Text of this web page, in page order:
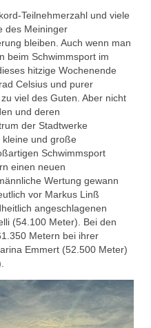
Teilnehmerzahl und viele
des Meininger
bleiben. Auch wenn man
beim Schwimmsport im
hitzige Wochenende
Celsius und purer
viel des Guten. Aber nicht
und deren
der Stadtwerke
und große
Schwimmsport
einen neuen
Wertung gewann
vor Markus Linß
angeschlagenen
(54.100 Meter). Bei den
Metern bei ihrer
Emmert (52.500 Meter)